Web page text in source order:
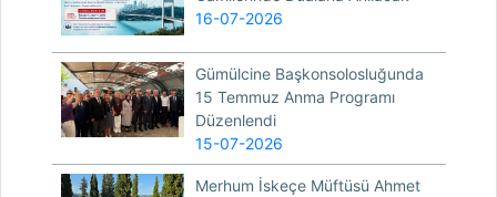
16-07-2026
Gümülcine Başkonsolosluğunda
15 Temmuz Anma Programı
Düzenlendi
15-07-2026
Merhum İskeçe Müftüsü Ahmet